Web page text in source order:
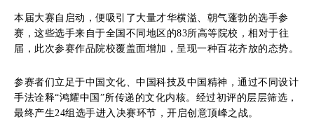
本届大赛自启动，便吸引了大量才华横溢、朝气蓬勃的选手参
赛，这些选手来自于全国不同地区的83所高等院校，相对于往
届，此次参赛作品院校覆盖面增加，呈现一种百花齐放的态势。
参赛者们立足于中国文化、中国科技及中国精神，通过不同设计
手法诠释“鸿耀中国”所传递的文化内核。经过初评的层层筛选，
最终产生24组选手进入决赛环节，开启创意顶峰之战。